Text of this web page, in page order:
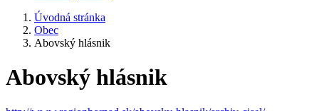
Úvodná stránka
Obec
Abovský hlásnik
Abovský hlásnik